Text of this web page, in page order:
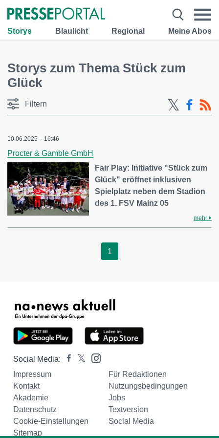
Storys Blaulicht Regional Meine Abos
Storys zum Thema Stück zum
Glück
Filtern
10.06.2025 – 16:46
Procter & Gamble GmbH
Fair Play: Initiative "Stück zum
Glück" eröffnet inklusiven
Spielplatz neben dem Stadion
des 1. FSV Mainz 05
mehr
1
Social Media:
Impressum
Für Redaktionen
Kontakt
Nutzungsbedingungen
Akademie
Jobs
Datenschutz
Textversion
Cookie-Einstellungen
Social Media
Sitemap